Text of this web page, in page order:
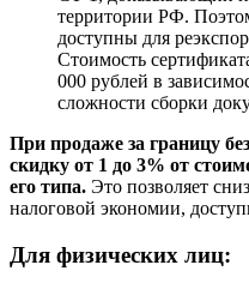
территории РФ.
доступны для
Стоимость
000 рублей в
сложности сборки
При продаже за границу
скидку от 1 до 3% от
его типа. Это позволяет
налоговой экономии,
Для физических лиц: